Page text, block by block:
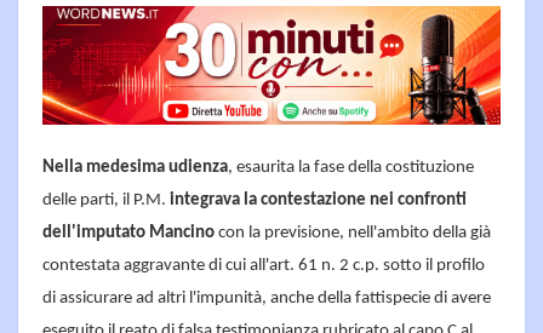
Nella medesima udienza, esaurita la fase della costituzione
delle parti, il P.M. integrava la contestazione nei confronti
dell'imputato Mancino con la previsione, nell'ambito della già
contestata aggravante di cui all'art. 61 n. 2 c.p. sotto il profilo
di assicurare ad altri l'impunità, anche della fattispecie di avere